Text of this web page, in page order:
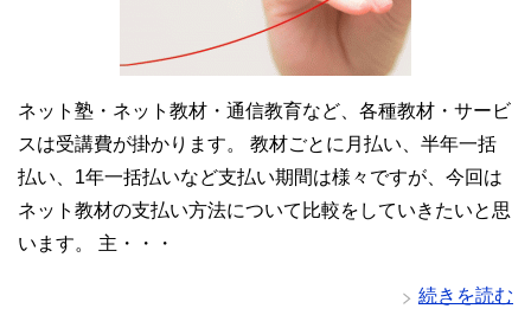
ネット塾・ネット教材・通信教育など、各種教材・サービ
スは受講費が掛かります。 教材ごとに月払い、半年一括
払い、1年一括払いなど支払い期間は様々ですが、今回は
ネット教材の支払い方法について比較をしていきたいと思
います。 主・・・
続きを読む